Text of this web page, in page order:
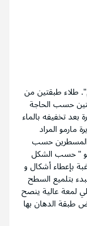
طلاء طبقتين من
حسب الحاجة
تخفيفه بالماء
مارمو المراد
المسطرين حسب
" حسب الشكل
بإعطاء أشكال و
بتلميع السطح
لمعة عالية ينصح
طبقة الدهان بها